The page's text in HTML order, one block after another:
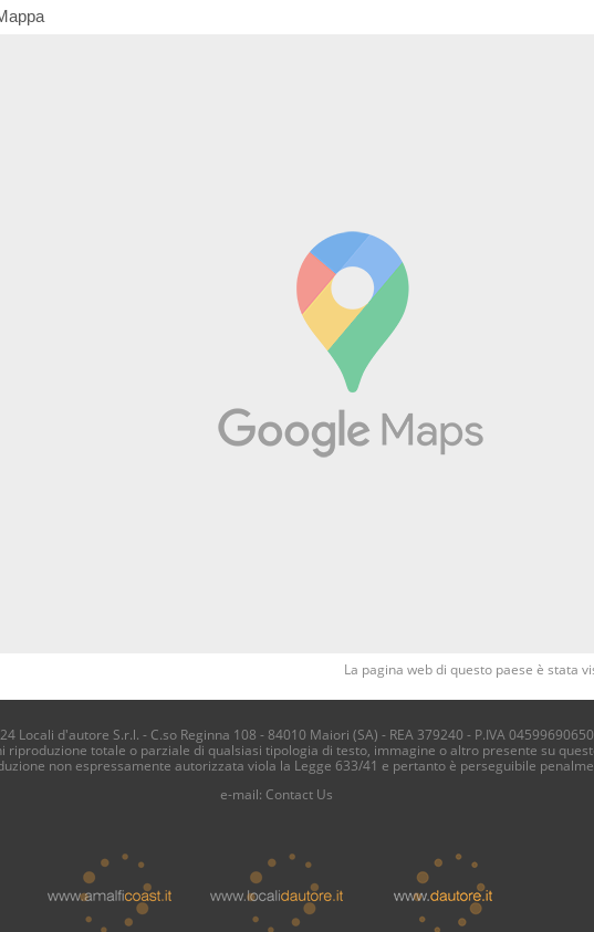
La pagina web di questo paese è stata
Locali d'autore S.r.l. - C.so Reginna 108 - 84010 Maiori (SA) - REA 379240 - P.IVA
riproduzione totale o parziale di qualsiasi tipologia di testo, immagine o altro presente su
non espressamente autorizzata viola la Legge 633/41 e pertanto è perseguibile
e-mail: Contact Us